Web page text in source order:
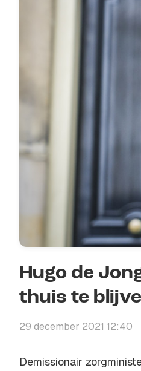
Hugo de
thuis te
29 december 2021 12:40
Demissionair